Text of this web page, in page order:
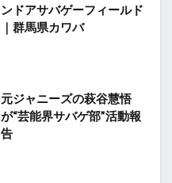
ンドアサバゲーフィールド
｜群馬県カワバ
元ジャニーズの萩谷慧悟
が“芸能界サバゲ部”活動報
告